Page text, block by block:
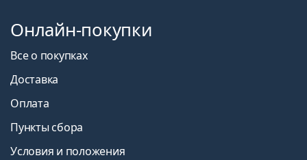
Онлайн-покупки
Все о покупках
Доставка
Оплата
Пункты сбора
Условия и положения